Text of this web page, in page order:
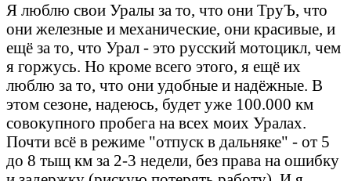
Я люблю свои Уралы за то, что они ТруЪ, что
они железные и механические, они красивые, и
ещё за то, что Урал - это русский мотоцикл, чем
я горжусь. Но кроме всего этого, я ещё их
люблю за то, что они удобные и надёжные. В
этом сезоне, надеюсь, будет уже 100.000 км
совокупного пробега на всех моих Уралах.
Почти всё в режиме "отпуск в дальняке" - от 5
до 8 тыщ км за 2-3 недели, без права на ошибку